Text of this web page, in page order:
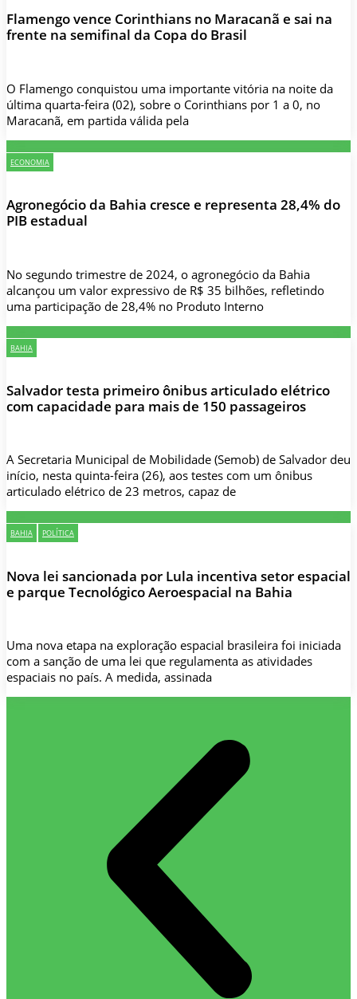
Flamengo vence Corinthians no Maracanã e sai na
frente na semifinal da Copa do Brasil
O Flamengo conquistou uma importante vitória na noite da
última quarta-feira (02), sobre o Corinthians por 1 a 0, no
Maracanã, em partida válida pela
ECONOMIA
Agronegócio da Bahia cresce e representa 28,4% do
PIB estadual
No segundo trimestre de 2024, o agronegócio da Bahia
alcançou um valor expressivo de R$ 35 bilhões, refletindo
uma participação de 28,4% no Produto Interno
BAHIA
Salvador testa primeiro ônibus articulado elétrico
com capacidade para mais de 150 passageiros
A Secretaria Municipal de Mobilidade (Semob) de Salvador deu
início, nesta quinta-feira (26), aos testes com um ônibus
articulado elétrico de 23 metros, capaz de
BAHIA POLÍTICA
Nova lei sancionada por Lula incentiva setor espacial
e parque Tecnológico Aeroespacial na Bahia
Uma nova etapa na exploração espacial brasileira foi iniciada
com a sanção de uma lei que regulamenta as atividades
espaciais no país. A medida, assinada